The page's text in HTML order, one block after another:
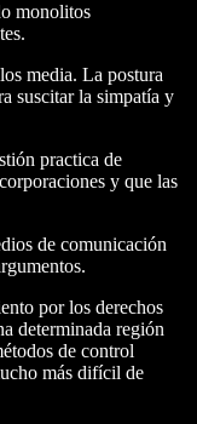
monolitos
media. La postura
suscitar la simpatía y
practica de
y que las
de comunicación
por los derechos
determinada región
de control
más difícil de